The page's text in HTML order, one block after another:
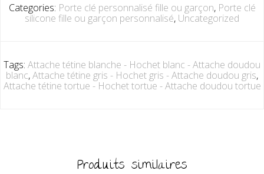
Categories: Porte clé personnalisé fille ou garçon, Porte clé
silicone fille ou garçon personnalisé, Uncategorized
Tags: Attache tétine blanche - Hochet blanc - Attache doudou
blanc,Attache tétine gris - Hochet gris - Attache doudou gris,
Attache tétine tortue - Hochet tortue - Attache doudou tortue
Produits similaires